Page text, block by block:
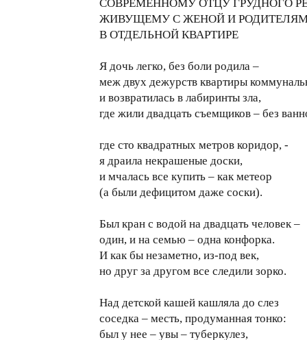
СОВРЕМЕННОМУ ОТЦУ ГРУДНОГО
ЖИВУЩЕМУ С ЖЕНОЙ И
В ОТДЕЛЬНОЙ КВАРТИРЕ
Я дочь легко, без боли родила –
меж двух дежурств квартиры
и возвратилась в лабиринты зла,
где жили двадцать съемщиков – без
где сто квадратных метров коридор, -
я драила некрашеные доски,
и мчалась все купить – как метеор
(а были дефицитом даже соски).
Был кран с водой на двадцать человек –
один, и на семью – одна конфорка.
И как бы незаметно, из-под век,
но друг за другом все следили зорко.
Над детской кашей кашляла до слез
соседка – месть, продуманная тонко:
был у нее – увы – туберкулез,